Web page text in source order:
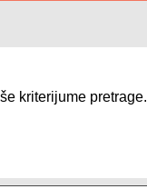
kriterijume pretrage.